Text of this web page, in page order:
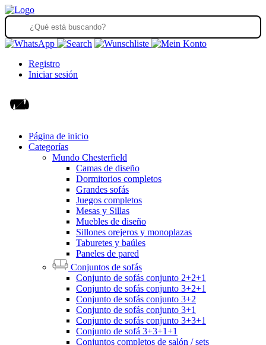
Registro
Iniciar sesión
Página de inicio
Categorías
Mundo Chesterfield
Camas de diseño
Dormitorios completos
Grandes sofás
Juegos completos
Mesas y Sillas
Muebles de diseño
Sillones orejeros y monoplazas
Taburetes y baúles
Paneles de pared
Conjuntos de sofás
Conjunto de sofás conjunto 2+2+1
Conjunto de sofás conjunto 3+2+1
Conjunto de sofás conjunto 3+2
Conjunto de sofás conjunto 3+1
Conjunto de sofás conjunto 3+3+1
Conjunto de sofá 3+3+1+1
Conjuntos completos de salón / sets